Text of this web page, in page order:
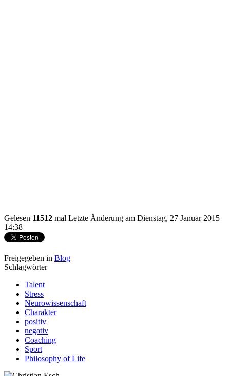
Gelesen 11512 mal Letzte Änderung am Dienstag, 27 Januar 2015
14:38
Freigegeben in Blog
Schlagwörter
Talent
Stress
Neurowissenschaft
Charakter
positiv
negativ
Coaching
Sport
Philosophy of Life